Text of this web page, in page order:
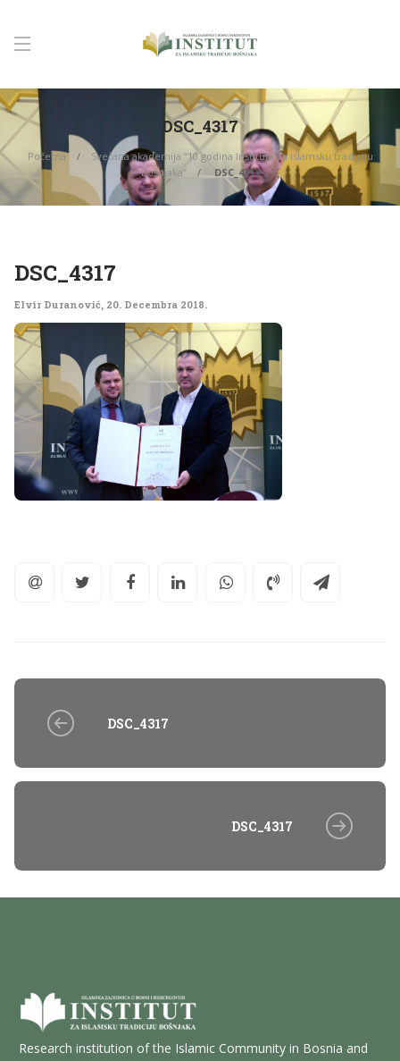
DSC_4317
Početna
Svečana akademija “10 godina Instituta za islamsku tradiciju
Bošnjaka”
DSC_4317
DSC_4317
Elvir Duranović, 20. Decembra 2018.
DSC_4317
DSC_4317
Research institution of the Islamic Community in Bosnia and